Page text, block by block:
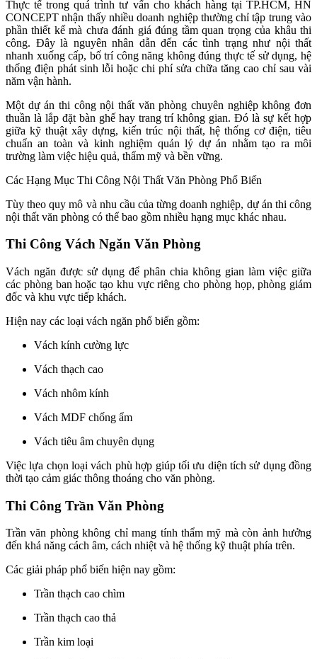
Thực tế trong quá trình tư vấn cho khách hàng tại TP.HCM, HN
CONCEPT nhận thấy nhiều doanh nghiệp thường chỉ tập trung vào
phần thiết kế mà chưa đánh giá đúng tầm quan trọng của khâu thi
công. Đây là nguyên nhân dẫn đến các tình trạng như nội thất
nhanh xuống cấp, bố trí công năng không đúng thực tế sử dụng, hệ
thống điện phát sinh lỗi hoặc chi phí sửa chữa tăng cao chỉ sau vài
năm vận hành.
Một dự án thi công nội thất văn phòng chuyên nghiệp không đơn
thuần là lắp đặt bàn ghế hay trang trí không gian. Đó là sự kết hợp
giữa kỹ thuật xây dựng, kiến trúc nội thất, hệ thống cơ điện, tiêu
chuẩn an toàn và kinh nghiệm quản lý dự án nhằm tạo ra môi
trường làm việc hiệu quả, thẩm mỹ và bền vững.
Các Hạng Mục Thi Công Nội Thất Văn Phòng Phổ Biến
Tùy theo quy mô và nhu cầu của từng doanh nghiệp, dự án thi công
nội thất văn phòng có thể bao gồm nhiều hạng mục khác nhau.
Thi Công Vách Ngăn Văn Phòng
Vách ngăn được sử dụng để phân chia không gian làm việc giữa
các phòng ban hoặc tạo khu vực riêng cho phòng họp, phòng giám
đốc và khu vực tiếp khách.
Hiện nay các loại vách ngăn phổ biến gồm:
Vách kính cường lực
Vách thạch cao
Vách nhôm kính
Vách MDF chống ẩm
Vách tiêu âm chuyên dụng
Việc lựa chọn loại vách phù hợp giúp tối ưu diện tích sử dụng đồng
thời tạo cảm giác thông thoáng cho văn phòng.
Thi Công Trần Văn Phòng
Trần văn phòng không chỉ mang tính thẩm mỹ mà còn ảnh hưởng
đến khả năng cách âm, cách nhiệt và hệ thống kỹ thuật phía trên.
Các giải pháp phổ biến hiện nay gồm:
Trần thạch cao chìm
Trần thạch cao thả
Trần kim loại